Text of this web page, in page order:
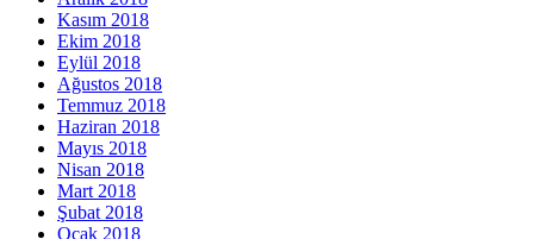
Kasım 2018
Ekim 2018
Eylül 2018
Ağustos 2018
Temmuz 2018
Haziran 2018
Mayıs 2018
Nisan 2018
Mart 2018
Şubat 2018
Ocak 2018